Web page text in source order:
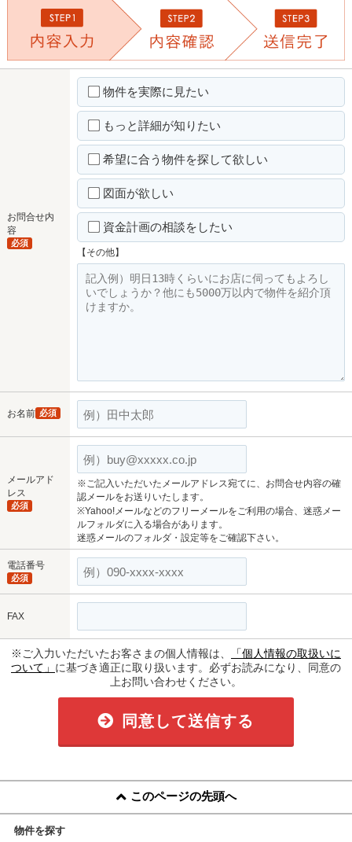
お問合せ内
容
必須
物件を実際に見たい
もっと詳細が知りたい
希望に合う物件を探して欲しい
図面が欲しい
資金計画の相談をしたい
【その他】
お名前 必須
メールアド
レス
必須
※ご記入いただいたメールアドレス宛てに、お問合せ内容の確
認メールをお送りいたします。
※Yahoo!メールなどのフリーメールをご利用の場合、迷惑メー
ルフォルダに入る場合があります。
迷惑メールのフォルダ・設定等をご確認下さい。
電話番号
必須
FAX
※ご入力いただいたお客さまの個人情報は、
「個人情報の取扱いに
ついて」 に基づき適正に取り扱います。必ずお読みになり、同意の
上お問い合わせください。
同意して送信する
このページの先頭へ
物件を探す